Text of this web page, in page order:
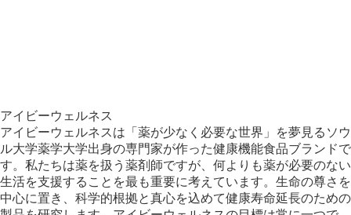
アイビーウェルネス
アイビーウェルネスは「薬が少なく必要な世界」を夢見るソウ
ル大学薬学大学出身の専門家が作った健康機能食品ブランドで
す。私たちは薬を扱う薬剤師ですが、何よりも薬が必要のない
生活を支援することを最も重要に考えています。生命の尊さを
中心に置き、科学的根拠と真心を込めて健康寿命延長のための